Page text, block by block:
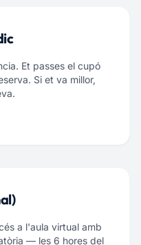
Et passes el cupó
Si et va millor,
a l'aula virtual amb
— les 6 hores del